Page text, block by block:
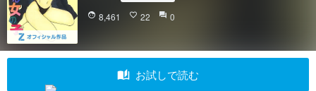
face 8,461 favorite_border 22 question_answer 0
auto_stories お試しで読む